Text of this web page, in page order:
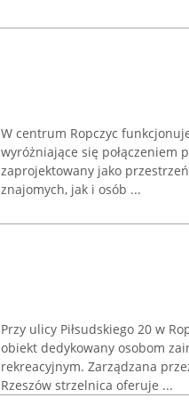
W centrum Ropczyc
wyróżniające się połączeniem
zaprojektowany jako
znajomych, jak i osób ...
Przy ulicy Piłsudskiego 20 w
obiekt dedykowany osobom
rekreacyjnym. Zarządzana
Rzeszów strzelnica oferuje ...